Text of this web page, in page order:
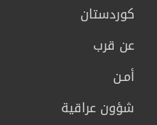
كوردستان
عن قرب
أمـن
شؤون عراقية